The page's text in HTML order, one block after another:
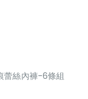
絲內褲-6條組